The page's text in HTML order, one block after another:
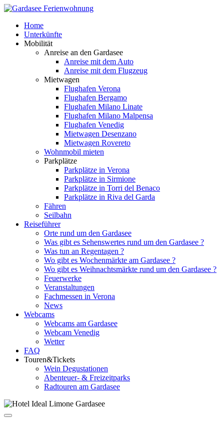
Home
Unterkünfte
Mobilität
Anreise an den Gardasee
Anreise mit dem Auto
Anreise mit dem Flugzeug
Mietwagen
Flughafen Verona
Flughafen Bergamo
Flughafen Milano Linate
Flughafen Milano Malpensa
Flughafen Venedig
Mietwagen Desenzano
Mietwagen Rovereto
Wohnmobil mieten
Parkplätze
Parkplätze in Verona
Parkplätze in Sirmione
Parkplätze in Torri del Benaco
Parkplätze in Riva del Garda
Fähren
Seilbahn
Reiseführer
Orte rund um den Gardasee
Was gibt es Sehenswertes rund um den Gardasee ?
Was tun an Regentagen ?
Wo gibt es Wochenmärkte am Gardasee ?
Wo gibt es Weihnachtsmärkte rund um den Gardasee ?
Feuerwerke
Veranstaltungen
Fachmessen in Verona
News
Webcams
Webcams am Gardasee
Webcam Venedig
Wetter
FAQ
Touren&Tickets
Wein Degustationen
Abenteuer- & Freizeitparks
Radtouren am Gardasee